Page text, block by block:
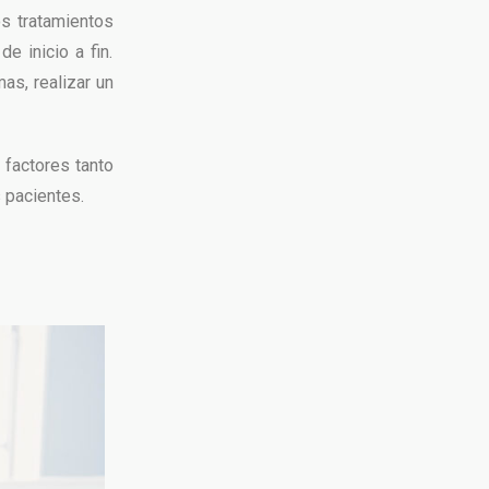
tratamientos
inicio a fin.
realizar un
tanto